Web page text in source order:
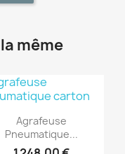
même
Aperçu rapide
Agrafeuse
Pneumatique...
(1)